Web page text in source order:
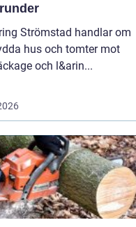
Strömstad handlar om
hus och tomter mot
och l&arin...